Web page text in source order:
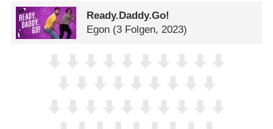
Ready.Daddy.Go!
Egon (3 Folgen, 2023)